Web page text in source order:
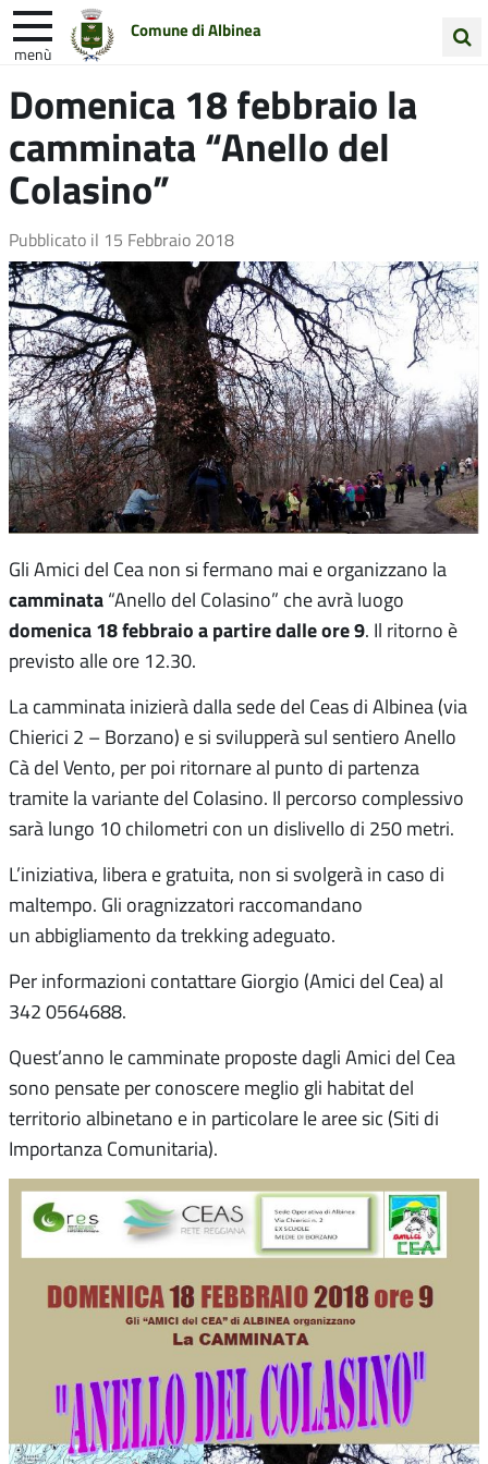
Comune di Albinea
menù
nel
sito
Entra in Comune Vivi Albinea
Unione Colline Matildiche
Domenica 18 febbraio la
camminata “Anello del
Colasino”
Pubblicato il 15 Febbraio 2018
Gli Amici del Cea non si fermano mai e organizzano la
camminata “Anello del Colasino” che avrà luogo
domenica 18 febbraio a partire dalle ore 9. Il ritorno è
previsto alle ore 12.30.
La camminata inizierà dalla sede del Ceas di Albinea (via
Chierici 2 – Borzano) e si svilupperà sul sentiero Anello
Cà del Vento, per poi ritornare al punto di partenza
tramite la variante del Colasino. Il percorso complessivo
sarà lungo 10 chilometri con un dislivello di 250 metri.
L’iniziativa, libera e gratuita, non si svolgerà in caso di
maltempo. Gli oragnizzatori raccomandano
un abbigliamento da trekking adeguato.
Per informazioni contattare Giorgio (Amici del Cea) al
342 0564688.
Quest’anno le camminate proposte dagli Amici del Cea
sono pensate per conoscere meglio gli habitat del
territorio albinetano e in particolare le aree sic (Siti di
Importanza Comunitaria).